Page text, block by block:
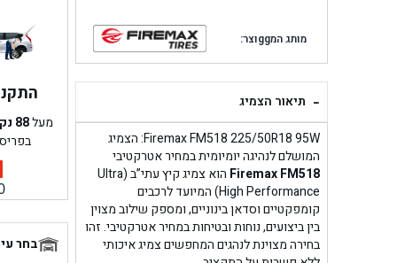
מותג המggוצר:
- תיאור הצמיג
Firemax FM518 225/50R18 95W: הצמיג
המושלם לנהיגה יומיומית במחיר אטרקטיבי
Firemax FM518
הוא צמיג קיץ עתי”ב (Ultra
High Performance) המיועד לרכבים
קומפקטיים וסדאן בינוניים, ומספק שילוב מצוין
בין ביצועים, נוחות ובטיחות במחיר אטרקטיבי. זהו
בחירה מצוינת לנהגים המחפשים צמיג איכותי
מעל88
בחר